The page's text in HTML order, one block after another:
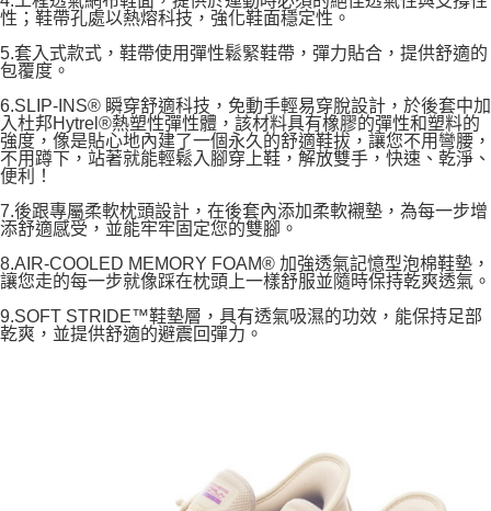
性；鞋帶孔處以熱熔科技，強化鞋面穩定性。
5.套入式款式，鞋帶使用彈性鬆緊鞋帶，彈力貼合，提供舒適的
包覆度。
6.SLIP-INS® 瞬穿舒適科技，免動手輕易穿脫設計，於後套中加
入杜邦Hytrel®熱塑性彈性體，該材料具有橡膠的彈性和塑料的
強度，像是貼心地內建了一個永久的舒適鞋拔，讓您不用彎腰，
不用蹲下，站著就能輕鬆入腳穿上鞋，解放雙手，快速、乾淨、
便利！
7.後跟專屬柔軟枕頭設計，在後套內添加柔軟襯墊，為每一步增
添舒適感受，並能牢牢固定您的雙腳。
8.AIR-COOLED MEMORY FOAM® 加強透氣記憶型泡棉鞋墊，
讓您走的每一步就像踩在枕頭上一樣舒服並隨時保持乾爽透氣。
9.SOFT STRIDE™鞋墊層，具有透氣吸濕的功效，能保持足部
乾爽，並提供舒適的避震回彈力。